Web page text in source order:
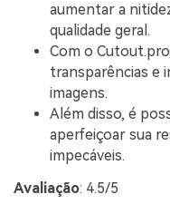
aumentar a
qualidade geral.
Com o
transparências e
imagens.
Além disso, é
aperfeiçoar sua
impecáveis.
Avaliação: 4.5/5